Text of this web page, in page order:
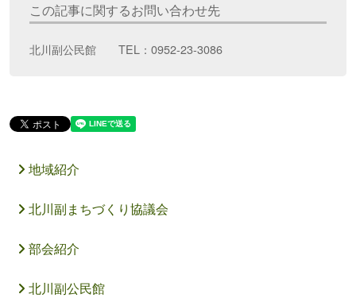
この記事に関するお問い合わせ先
北川副公民館 TEL：0952-23-3086
地域紹介
北川副まちづくり協議会
部会紹介
北川副公民館